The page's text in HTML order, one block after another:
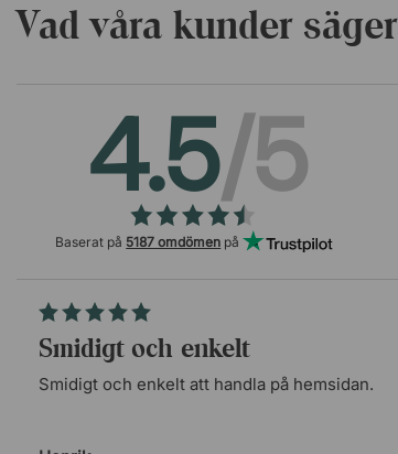
Vad våra kunder säger
4.5/5
Baserat på 5187 omdömen på
Smidigt och enkelt
Smidigt och enkelt att handla på hemsidan.